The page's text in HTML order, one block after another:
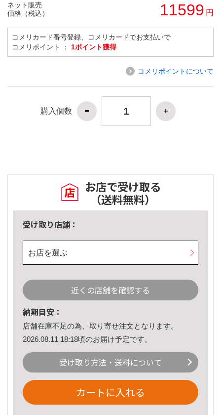
ネット販売
価格（税込）
11599 円
コメリカード番号登録、コメリカードでお支払いで
コメリポイント ： 1ポイント獲得
コメリポイントについて
購入個数
お店で受け取る
（送料無料）
受け取り店舗：
お店を選ぶ
近くの店舗を確認する
納期目安：
店舗在庫不足の為、取り寄せ注文となります。
2026.08.11 18:18頃のお届け予定です。
受け取り方法・送料について
カートに入れる